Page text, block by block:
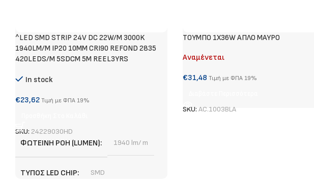
^LED SMD STRIP 24V DC 22W/M 3000K
1940LM/M IP20 10MM CRI90 REFOND 2835
420LEDS/M 5SDCM 5M REEL3YRS
In stock
€23,62 Τιμή με ΦΠΑ 19%
SKU: 24229030HD
ΦΩΤΕΙΝΉ ΡΟΉ (LUMEN) 1940 lm/ m
ΤΎΠΟΣ LED CHIP SMD
ΤΟΥΜΠΟ 1Χ36W ΑΠΛΟ ΜΑΥΡΟ
Αναμένεται
€31,48 Τιμή με ΦΠΑ 19%
SKU: AC.1003BLA